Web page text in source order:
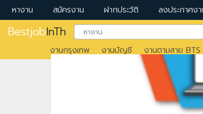
หางาน สมัครงาน ฝากประวัติ ลงประกาศง
BestjobInTh
งานกรุงเทพ งานบัญชี งานตามสาย BTS